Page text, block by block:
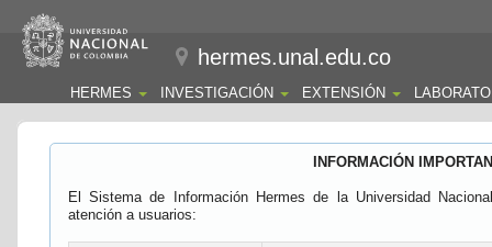
hermes.unal.edu.co
HERMES INVESTIGACIÓN EXTENSIÓN
INFORMACIÓN
El Sistema de Información Hermes de la Universidad
atención a usuarios: